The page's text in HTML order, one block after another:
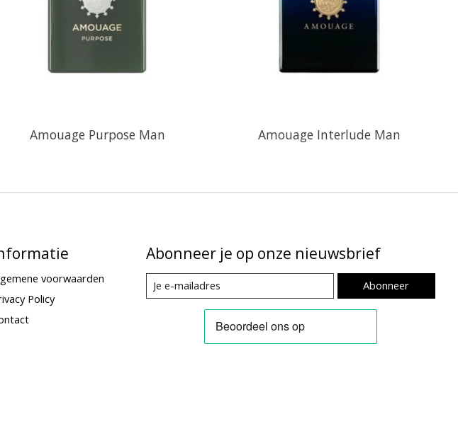
Amouage Purpose Man Amouage Interlude Man
voorwaarden
Policy
Abonneer je op onze nieuwsbrief
Abonneer